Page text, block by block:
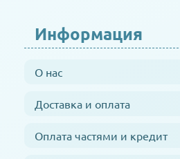
Информация
О нас
Доставка и оплата
Оплата частями и кредит